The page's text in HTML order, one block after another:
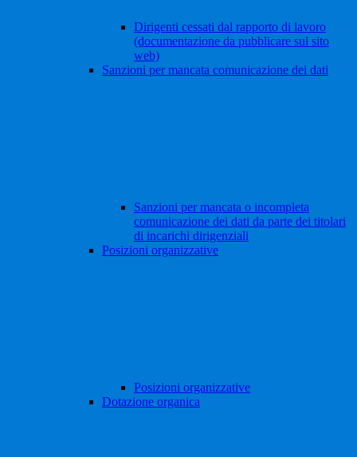
Dirigenti cessati dal rapporto di lavoro
(documentazione da pubblicare sul sito
web)
Sanzioni per mancata comunicazione dei dati
Sanzioni per mancata o incompleta
comunicazione dei dati da parte dei titolari
di incarichi dirigenziali
Posizioni organizzative
Posizioni organizzative
Dotazione organica